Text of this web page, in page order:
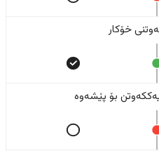
خۆکار
بۆ پێشەوە